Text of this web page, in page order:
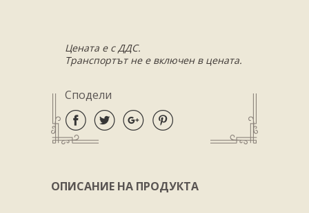
Цената е с ДДС.
Транспортът не е включен в цената.
Сподели
ОПИСАНИЕ НА ПРОДУКТА